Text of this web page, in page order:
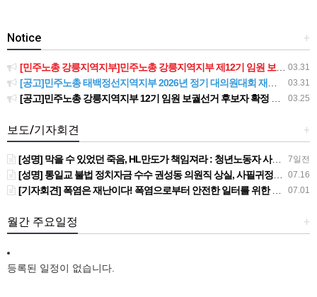
+
Notice
03.31
[민주노총 강릉지역지부]민주노총 강릉지역지부 제12기 임원 보궐선거결과 공고
03.31
[공고]민주노총 태백정선지역지부 2026년 정기 대의원대회 재소집 건
03.25
[공고]민주노총 강릉지역지부 12기 임원 보궐선거 후보자 확정 공고
+
보도/기자회견
7일전
[성명] 막을 수 있었던 죽음, HL만도가 책임져라 : 청년노동자 사망사고의 철저한 진상규명과 재발방지 대책 마련하라
07.16
[성명] 통일교 불법 정치자금 수수 권성동 의원직 상실, 사필귀정이다
07.01
[기자회견] 폭염은 재난이다! 폭염으로부터 안전한 일터를 위한 민주노총 강원지역본부 폭염감시단 선포 기자회견
+
월간 주요일정
등록된 일정이 없습니다.